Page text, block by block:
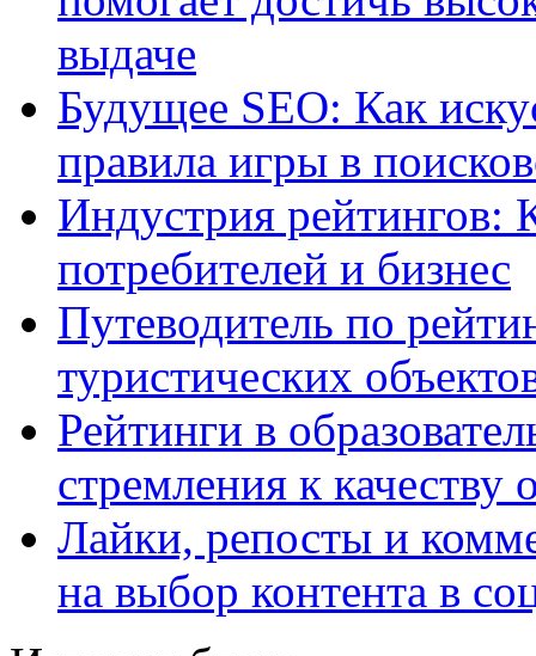
выдаче
Будущее SEO: Как
правила игры в
Индустрия рейтингов:
потребителей и бизнес
Путеводитель по
туристических
Рейтинги в
стремления к качеству
Лайки, репосты и
на выбор контента в